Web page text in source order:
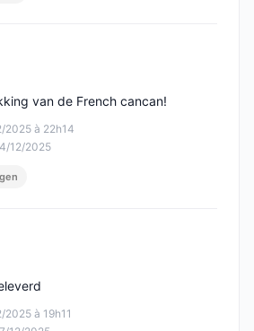
van 5
2025 à 22h14
12/2025
van de French cancan!
van 5
à 19h11